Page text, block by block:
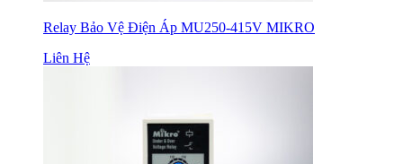
Relay Bảo Vệ Điện Áp MU250-415V MIKRO
Liên Hệ